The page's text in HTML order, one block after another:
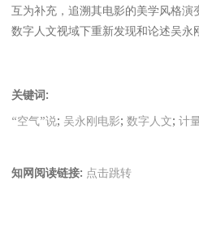
互为补充，追溯其电影的美学风格演
数字人文视域下重新发现和论述吴永
关键词:
“空气”说; 吴永刚电影;数字人文;计
知网阅读链接: 点击跳转